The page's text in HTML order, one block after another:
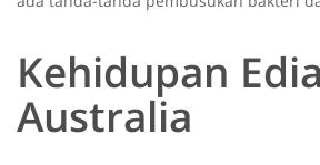
Kehidupan
Australia